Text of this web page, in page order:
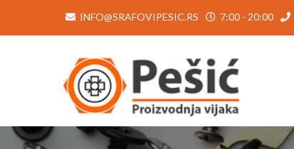
INFO@SRAFOVIPESIC.RS 7:00 - 20:00